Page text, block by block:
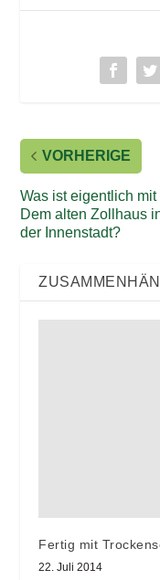
VORHERIGE
Was ist eigentlich mit
Dem alten Zollhaus
der Innenstadt?
Fertig mit
22. Juli 2014